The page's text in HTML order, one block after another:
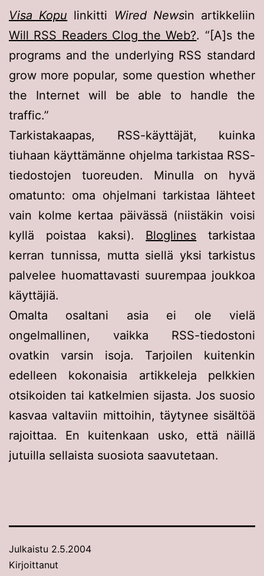
Visa Kopu linkitti Wired Newsin artikkeliin
Will RSS Readers Clog the Web?.
[A]s the
programs and the underlying RSS standard
grow more popular, some question whether
the Internet will be able to handle the
traffic.
Tarkistakaapas, RSS-käyttäjät, kuinka
tiuhaan käyttämänne ohjelma tarkistaa RSS-
tiedostojen tuoreuden. Minulla on hyvä
omatunto: oma ohjelmani tarkistaa lähteet
vain kolme kertaa päivässä (niistäkin voisi
kyllä poistaa kaksi). Bloglines tarkistaa
kerran tunnissa, mutta siellä yksi tarkistus
palvelee huomattavasti suurempaa joukkoa
käyttäjiä.
Omalta osaltani asia ei ole vielä
ongelmallinen, vaikka RSS-tiedostoni
ovatkin varsin isoja. Tarjoilen kuitenkin
edelleen kokonaisia artikkeleja pelkkien
otsikoiden tai katkelmien sijasta. Jos suosio
kasvaa valtaviin mittoihin, täytynee sisältöä
rajoittaa. En kuitenkaan usko, että näillä
jutuilla sellaista suosiota saavutetaan.
Julkaistu 2.5.2004
Kirjoittanut